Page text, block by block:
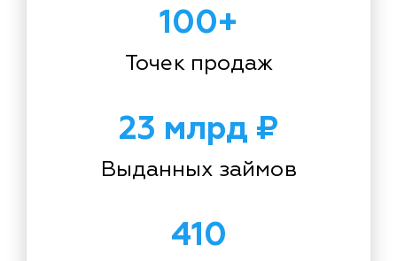
100+
Точек продаж
23 млрд ₽
Выданных займов
410